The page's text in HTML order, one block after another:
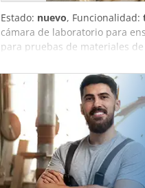
Estado: nuevo, Funcionalidad:
cámara de laboratorio para
para pruebas de materiales
cemento, áridos y otros
aplicaciones: Codpfx Amsy R
ejemplo, ensayos de probetas
Ensayos de resistencia de
Realización de pruebas
ambientales. Características:
temperatura: aprox. -30 °C a
temperatura correspondiente).
✔ Pantalla a color de 5”: reloj